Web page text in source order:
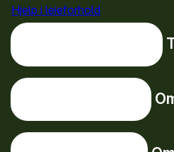
Hjelp i leieforhold